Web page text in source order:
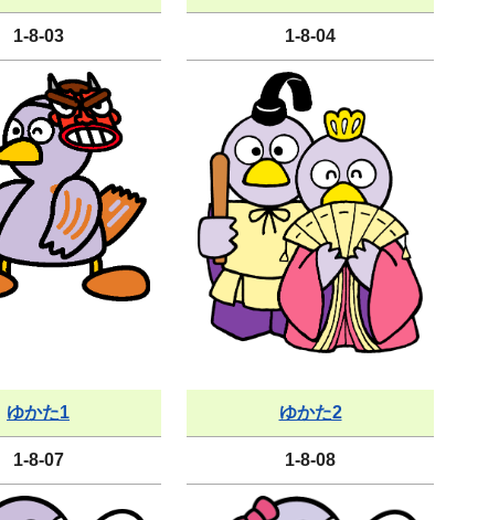
1-8-03 1-8-04
ゆかた1
1-8-07
ゆかた2
1-8-08